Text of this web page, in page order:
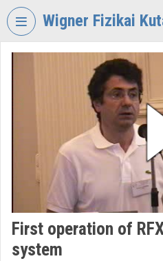
Fejléc kihagyása
Wigner Fizikai
TORIUM
KUTATÓKÖZPONT
Intézményi kezdőlap
Bejelentkezés
Kategóriák
First operation of
system